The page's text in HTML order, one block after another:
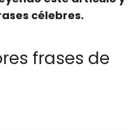
célebres.
frases de